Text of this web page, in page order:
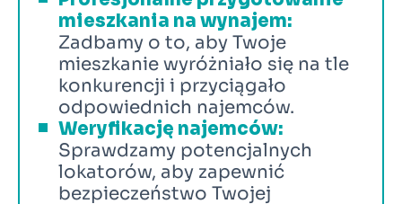
mieszkania na wynajem:
Zadbamy o to, aby Twoje
mieszkanie wyróżniało się na tle
konkurencji i przyciągało
odpowiednich najemców.
Weryfikację najemców:
Sprawdzamy potencjalnych
lokatorów, aby zapewnić
bezpieczeństwo Twojej